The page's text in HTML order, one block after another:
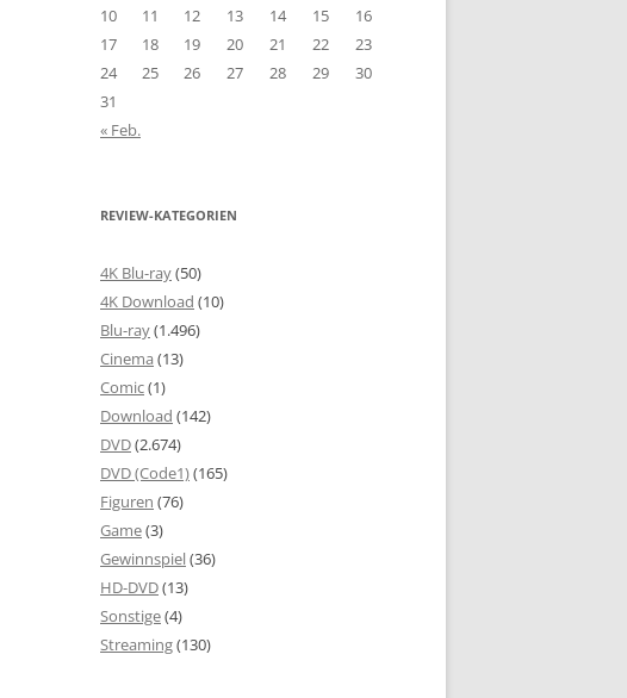
10
11 12 13 14 15
16
17
18 19 20 21 22
23
24
25 26 27 28 29
30
31
« Feb.
REVIEW-KATEGORIEN
4K Blu-ray(50)
4K Download (10)
Blu-ray(1.496)
Cinema (13)
Comic(1)
Download (142)
DVD(2.674)
DVD (Code1)(165)
Figuren (76)
Game(3)
Gewinnspiel(36)
HD-DVD(13)
Sonstige(4)
Streaming(130)